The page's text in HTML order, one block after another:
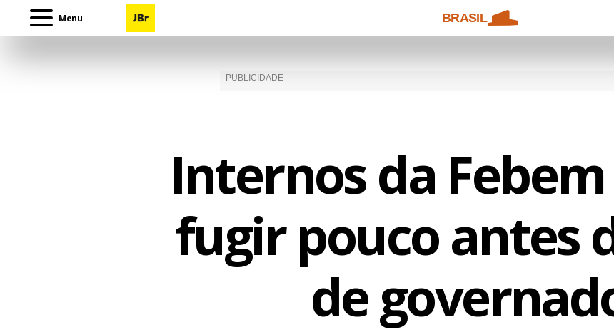
Menu BRASIL
Internos da
fugir pouco antes
de